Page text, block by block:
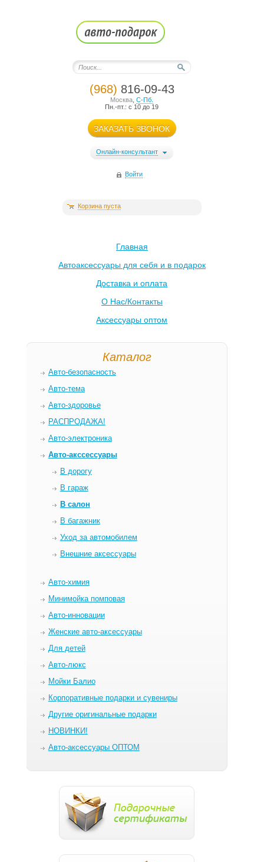
(968) 816-09-43
Москва ,С-Пб.
Пн.-пт.: с 10 до 19
ЗАКАЗАТЬ ЗВОНОК
Онлайн-консультант
Войти
Корзина пуста
Главная
Автоаксессуары для себя и в подарок
Доставка и оплата
О Нас/Контакты
Аксессуары оптом
Каталог
Авто-безопасность
Авто-тема
Авто-здоровье
РАСПРОДАЖА!
Авто-электроника
Авто-акссессуары
В дорогу
В гараж
В салон
В багажник
Уход за автомобилем
Внешние аксессуары
Авто-химия
Минимойка помповая
Авто-инновации
Женские авто-аксессуары
Для детей
Авто-люкс
Мойки Балио
Корпоративные подарки и сувениры
Другие оригинальные подарки
НОВИНКИ!
Авто-аксессуары ОПТОМ